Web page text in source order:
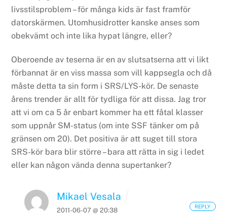
livsstilsproblem – för många kids är fast framför
datorskärmen. Utomhusidrotter kanske anses som
obekvämt och inte lika hypat längre, eller?
Oberoende av teserna är en av slutsatserna att vi likt
förbannat är en viss massa som vill kappsegla och då
måste detta ta sin form i SRS/LYS-kör. De senaste
årens trender är allt för tydliga för att dissa. Jag tror
att vi om ca 5 år enbart kommer ha ett fåtal klasser
som uppnår SM-status (om inte SSF tänker om på
gränsen om 20). Det positiva är att suget till stora
SRS-kör bara blir större – bara att rätta in sig i ledet
eller kan någon vända denna supertanker?
Mikael Vesala
2011-06-07 @ 20:38
REPLY